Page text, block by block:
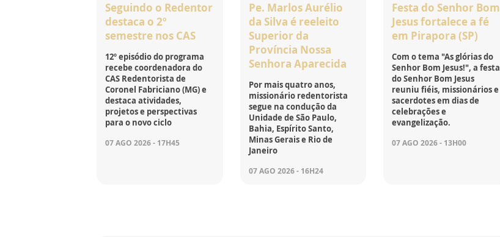
Seguindo o Redentor
destaca o 2º
semestre nos CAS
12º episódio do programa
recebe coordenadora do
CAS Redentorista de
Coronel Fabriciano (MG) e
destaca atividades,
projetos e perspectivas
para o novo ciclo
07 AGO 2026 - 17H45
Pe. Marlos Aurélio
da Silva é reeleito
Superior da
Província Nossa
Senhora Aparecida
Por mais quatro anos,
missionário redentorista
segue na condução da
Unidade de São Paulo,
Bahia, Espírito Santo,
Minas Gerais e Rio de
Janeiro
07 AGO 2026 - 16H24
Festa do Senhor Bom
Jesus fortalece a fé
em Pirapora (SP)
Com o tema "As glórias do
Senhor Bom Jesus!", a festa
do Senhor Bom Jesus
reuniu fiéis, missionários e
sacerdotes em dias de
celebrações e
evangelização.
07 AGO 2026 - 13H00